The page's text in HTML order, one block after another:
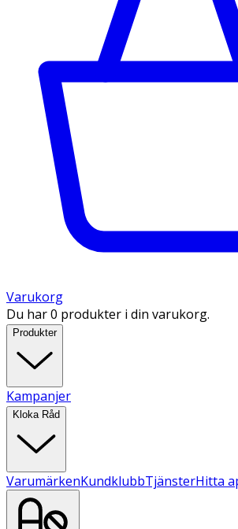
Varukorg
Du har 0 produkter i din varukorg.
Produkter
Kampanjer
Kloka Råd
VarumärkenKundklubbTjänsterHitta